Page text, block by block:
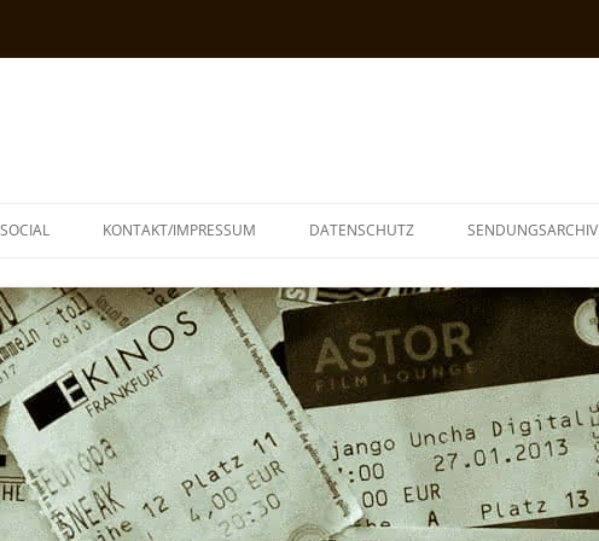
SOCIAL KONTAKT/IMPRESSUM DATENSCHUTZ SENDUNGSARCHIV